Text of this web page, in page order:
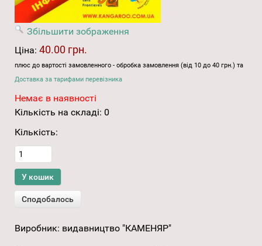
Збільшити зображення
Ціна: 40.00 грн.
плюс до вартості замовленного - обробка замовлення (від 10 до 40 грн.) та
Доставка за тарифами перевізника
Немає в наявності
Кількість на складі: 0
Кількість:
Виробник: видавництво "КАМЕНЯР"